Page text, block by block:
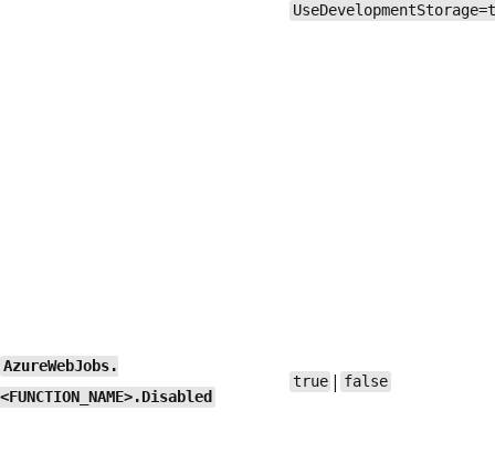
AzureWebJobs.
<FUNCTION_NAME>.Disabled
true | false